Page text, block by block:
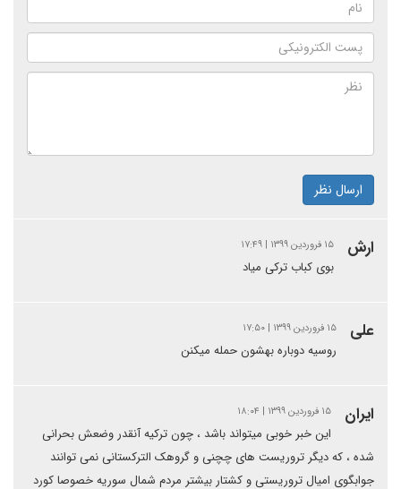
ارسال نظر
ارش ۱۵ فروردین ۱۳۹۹ | ۱۷:۴۹
بوی کباب ترکی میاد
علی ۱۵ فروردین ۱۳۹۹ | ۱۷:۵۰
روسیه دوباره بهشون حمله میکنن
ایران ۱۵ فروردین ۱۳۹۹ | ۱۸:۰۴
این خبر خوبی میتواند باشد ، چون ترکیه آنقدر وضعش بحرانی
شده ، که دیگر تروریست های چچنی و گروهک الترکستانی نمی توانند
جوابگوی امیال تروریستی و کشتار بیشتر مردم شمال سوریه خصوصا کورد